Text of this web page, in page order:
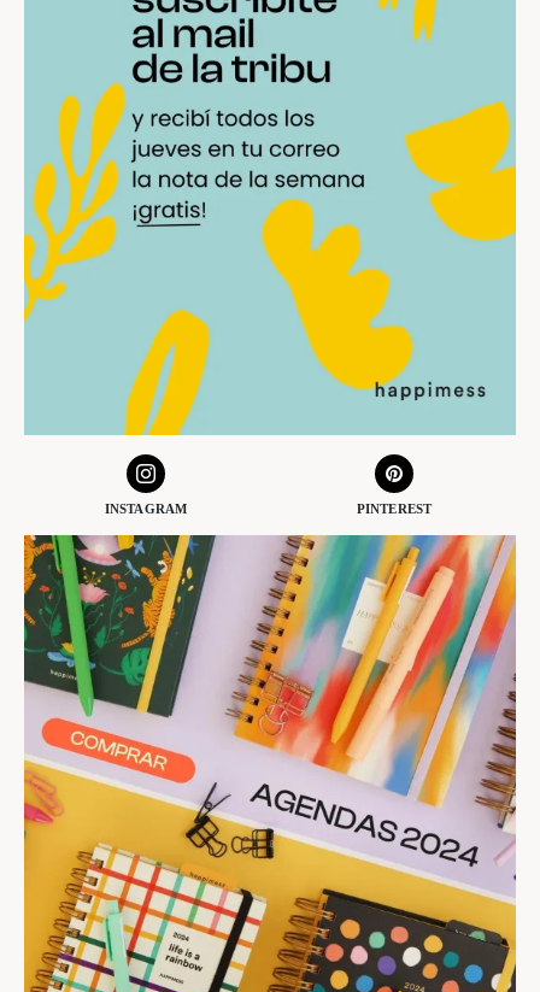
INSTAGRAM PINTEREST